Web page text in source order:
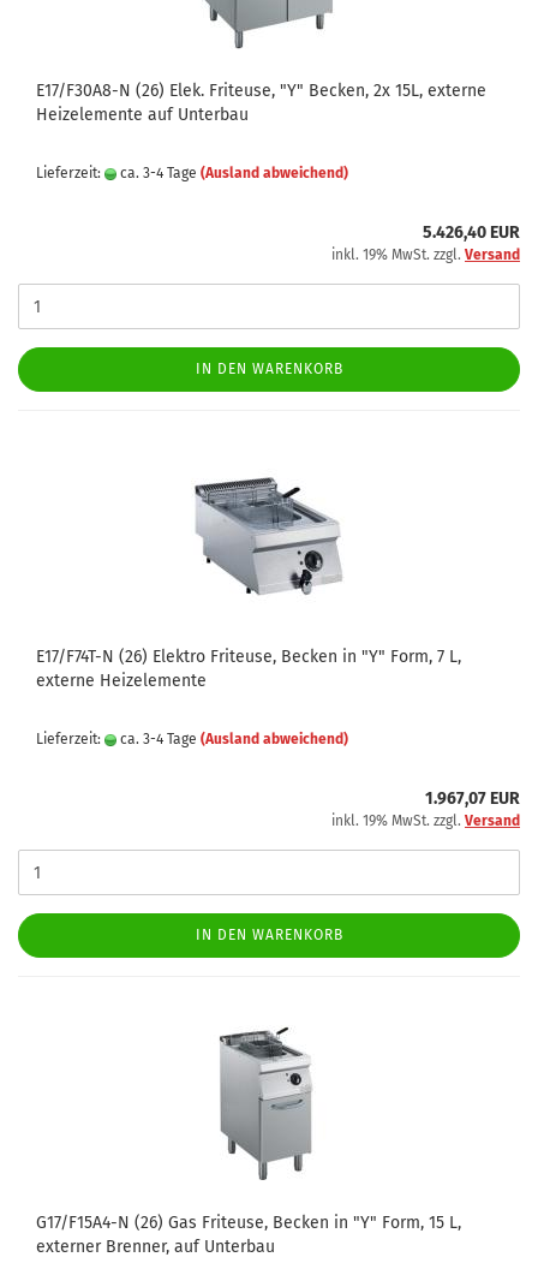
E17/F30A8-N (26) Elek. Friteuse, "Y" Becken, 2x 15L, externe
Heizelemente auf Unterbau
Lieferzeit: ca. 3-4 Tage (Ausland abweichend)
5.426,40 EUR
inkl. 19% MwSt. zzgl. Versand
IN DEN WARENKORB
E17/F74T-N (26) Elektro Friteuse, Becken in "Y" Form, 7 L,
externe Heizelemente
Lieferzeit: ca. 3-4 Tage (Ausland abweichend)
1.967,07 EUR
inkl. 19% MwSt. zzgl. Versand
IN DEN WARENKORB
G17/F15A4-N (26) Gas Friteuse, Becken in "Y" Form, 15 L,
externer Brenner, auf Unterbau